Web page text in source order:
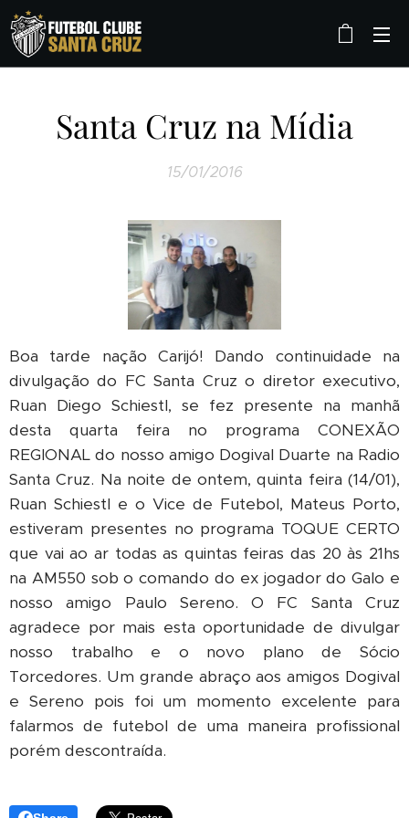
Santa Cruz na Mídia
15/01/2016
Boa tarde nação Carijó! Dando continuidade na
divulgação do FC Santa Cruz o diretor executivo,
Ruan Diego Schiestl, se fez presente na manhã
desta quarta feira no programa CONEXÃO
REGIONAL do nosso amigo Dogival Duarte na Radio
Santa Cruz. Na noite de ontem, quinta feira (14/01),
Ruan Schiestl e o Vice de Futebol, Mateus Porto,
estiveram presentes no programa TOQUE CERTO
que vai ao ar todas as quintas feiras das 20 às 21hs
na AM550 sob o comando do ex jogador do Galo e
nosso amigo Paulo Sereno. O FC Santa Cruz
agradece por mais esta oportunidade de divulgar
nosso trabalho e o novo plano de Sócio
Torcedores. Um grande abraço aos amigos Dogival
e Sereno pois foi um momento excelente para
falarmos de futebol de uma maneira profissional
porém descontraída.